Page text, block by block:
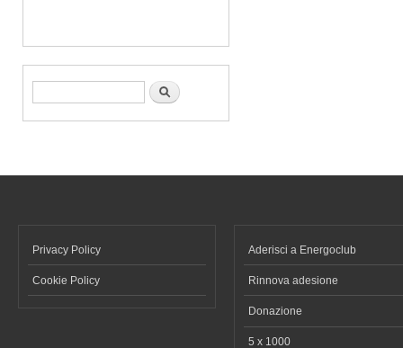
Form di ricerca Cerca
Privacy Policy
Cookie Policy
Aderisci a Energoclub
Rinnova adesione
Donazione
5 x 1000